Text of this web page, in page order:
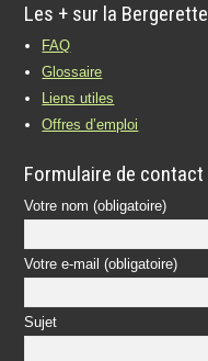
Les + sur la Bergerette
FAQ
Glossaire
Liens utiles
Offres d’emploi
Formulaire de contact
Votre nom (obligatoire)
Votre e-mail (obligatoire)
Sujet